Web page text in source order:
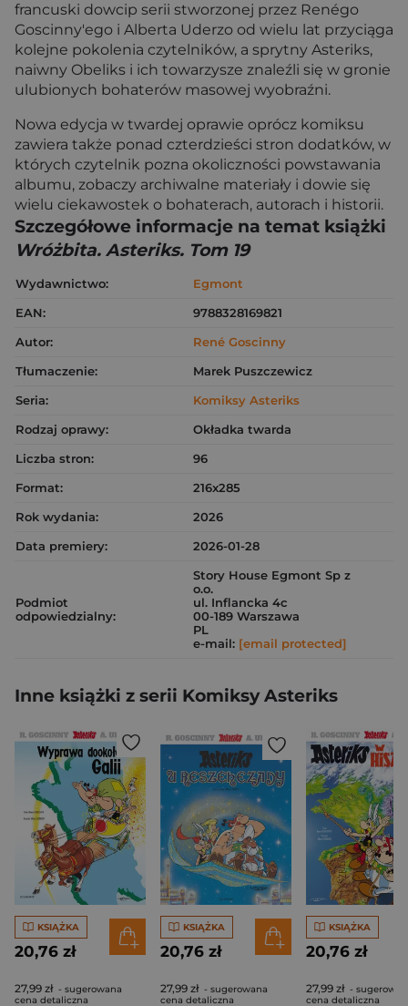
francuski dowcip serii stworzonej przez Renégo
Goscinny'ego i Alberta Uderzo od wielu lat przyciąga
kolejne pokolenia czytelników, a sprytny Asteriks,
naiwny Obeliks i ich towarzysze znaleźli się w gronie
ulubionych bohaterów masowej wyobraźni.
Nowa edycja w twardej oprawie oprócz komiksu
zawiera także ponad czterdzieści stron dodatków, w
których czytelnik pozna okoliczności powstawania
albumu, zobaczy archiwalne materiały i dowie się
wielu ciekawostek o bohaterach, autorach i historii.
Szczegółowe informacje na temat książki
Wróżbita. Asteriks. Tom 19
Wydawnictwo:
Egmont
EAN:
9788328169821
Autor:
René Goscinny
Tłumaczenie:
Marek Puszczewicz
Seria:
Komiksy Asteriks
Rodzaj oprawy:
Okładka twarda
Liczba stron:
96
Format:
216x285
Rok wydania:
2026
Data premiery:
2026-01-28
Podmiot
odpowiedzialny:
Story House Egmont Sp z
o.o.
ul. Inflancka 4c
00-189 Warszawa
PL
e-mail: [email protected]
Inne książki z serii Komiksy Asteriks
KSIĄŻKA
20,76 zł
27,99 zł - sugerowana
cena detaliczna
KSIĄŻKA
20,76 zł
27,99 zł - sugerowana
cena detaliczna
KSIĄŻKA
20,76 zł
27,99 zł -
cena detaliczna